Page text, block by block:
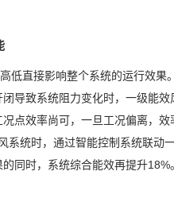
低直接影响整个系统的运行效
导致系统阻力变化时，一级能
点效率尚可，一旦工况偏离，
系统时，通过智能控制系统联动
同时，系统综合能效再提升18%。